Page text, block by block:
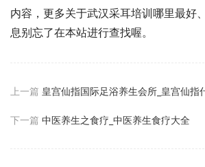
内容，更多关于武汉采耳培训哪里最好
息别忘了在本站进行查找喔。
上一篇 皇宫仙指国际足浴养生会所_皇宫仙指
下一篇 中医养生之食疗_中医养生食疗大全